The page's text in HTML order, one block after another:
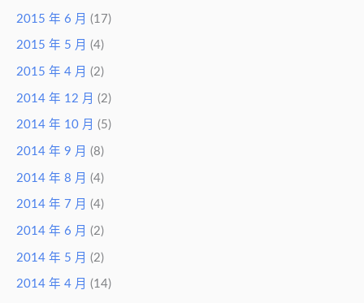
2015 年 6 月 (17)
2015 年 5 月 (4)
2015 年 4 月 (2)
2014 年 12 月 (2)
2014 年 10 月 (5)
2014 年 9 月 (8)
2014 年 8 月 (4)
2014 年 7 月 (4)
2014 年 6 月 (2)
2014 年 5 月 (2)
2014 年 4 月 (14)